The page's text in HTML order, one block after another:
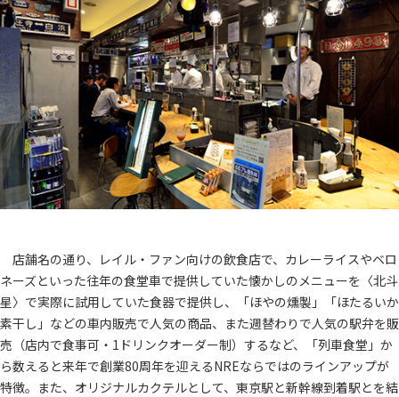
店舗名の通り、レイル・ファン向けの飲食店で、カレーライスやベロ
ネーズといった往年の食堂車で提供していた懐かしのメニューを〈北斗
星〉で実際に試用していた食器で提供し、「ほやの燻製」「ほたるいか
素干し」などの車内販売で人気の商品、また週替わりで人気の駅弁を販
売（店内で食事可・1ドリンクオーダー制）するなど、「列車食堂」か
ら数えると来年で創業80周年を迎えるNREならではのラインアップが
特徴。また、オリジナルカクテルとして、東京駅と新幹線到着駅とを結